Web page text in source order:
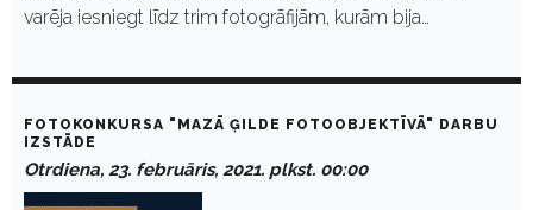
varēja iesniegt līdz trim fotogrāfijām, kurām bija…
FOTOKONKURSA "MAZĀ ĢILDE FOTOOBJEKTĪVĀ" DARBU
IZSTĀDE
Otrdiena, 23. februāris, 2021. plkst. 00:00